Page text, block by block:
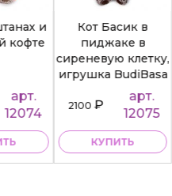
и
кофте
арт.
12074
Кот Басик в
пиджаке в
сиреневую клетку,
игрушка BudiBasa
2100₽
арт.
12075
КУПИТЬ